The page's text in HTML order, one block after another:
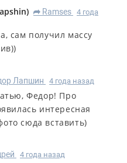
) R Ramses 4 года
сам получил массу
Лапшин 4 года назад
Федор! Про
интересная
сюда вставить)
4 года назад